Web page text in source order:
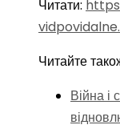
Читати:
Читайте
Війна і